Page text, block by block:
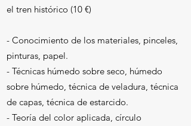
el tren histórico (10 €)
- Conocimiento de los materiales, pinceles,
pinturas, papel.
- Técnicas húmedo sobre seco, húmedo
sobre húmedo, técnica de veladura, técnica
de capas, técnica de estarcido.
- Teoría del color aplicada, círculo